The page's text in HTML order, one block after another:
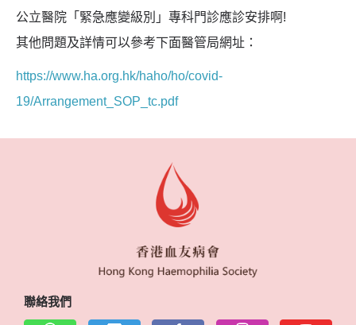
公立醫院「緊急應變級別」專科門診應診安排啊!
其他問題及詳情可以參考下面醫管局網址：
https://www.ha.org.hk/haho/ho/covid-
19/Arrangement_SOP_tc.pdf
聯絡我們